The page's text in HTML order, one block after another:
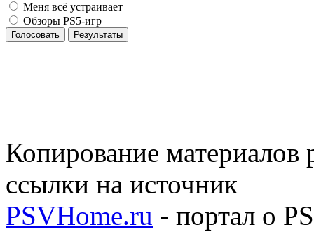
Меня всё устраивает
Обзоры PS5-игр
Голосовать Результаты
Копирование материалов
ссылки на источник
PSVHome.ru - портал о